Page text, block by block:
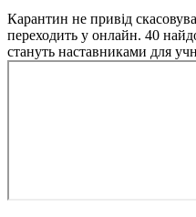
Карантин не привід
переходить у онлайн. 40
стануть наставниками для